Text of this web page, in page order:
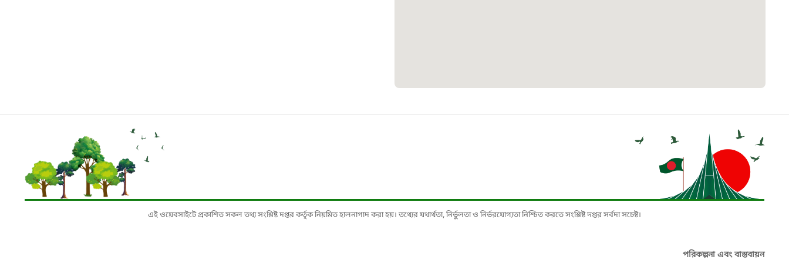
১৬১০৯
বাংলাদেশ কর্মচারী কল্যাণ বোর্ড হটলাইন
০১৯০৮৮৮৮৮৮৮
১৬১১৩
এই ওয়েবসাইটে প্রকাশিত সকল তথ্য সংশ্লিষ্ট দপ্তর কর্তৃক নিয়মিত হালনাগাদ করা হয়। তথ্যের যথার্থতা, নির্ভুলতা ও নির্ভরযোগ্যতা নিশ্চিত করতে সংশ্লিষ্ট দপ্তর সর্বদা সচেষ্ট।
পরিকল্পনা এবং বাস্তবায়ন